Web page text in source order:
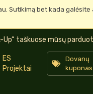
Sutikimą bet kada
taškuose mūsų
ES
Projektai
Dovanų
kuponas